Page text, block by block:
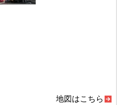
地図はこちら